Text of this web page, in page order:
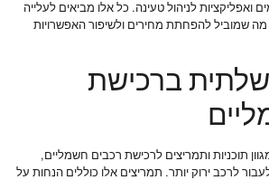
ואפליקציות לניהול טעינה. כל אלו מביאים לעלייה
שמוביל להפחתת מחירים ולשיפור האפשרויות
ברכישת
תוכניות ותמריצים לרכישת רכבים חשמליים,
לרכב ירוק יותר. תמריצים אלו כוללים הנחות על